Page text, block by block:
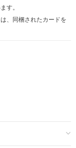
す。
、同梱されたカードを